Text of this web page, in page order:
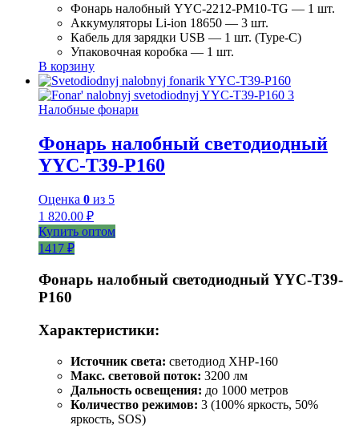
Фонарь налобный YYC-2212-PM10-TG — 1 шт.
Аккумуляторы Li-ion 18650 — 3 шт.
Кабель для зарядки USB — 1 шт. (Type-C)
Упаковочная коробка — 1 шт.
В корзину
Налобные фонари
Фонарь налобный светодиодный
YYC-T39-P160
Оценка 0 из 5
1 820.00 ₽
Купить оптом
1417 ₽
Фонарь налобный светодиодный YYC-T39-
P160
Характеристики:
Источник света: светодиод XHP-160
Макс. световой поток: 3200 лм
Дальность освещения: до 1000 метров
Количество режимов: 3 (100% яркость, 50%
яркость, SOS)